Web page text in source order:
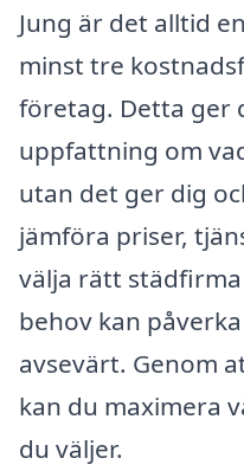
Jung är det alltid
minst tre
företag. Detta ger
uppfattning om
utan det ger dig
jämföra priser,
välja rätt
behov kan
avsevärt. Genom
kan du maximera
du väljer.